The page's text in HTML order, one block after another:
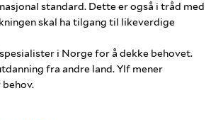
standard. Dette er også i tråd med
skal ha tilgang til likeverdige
i Norge for å dekke behovet.
fra andre land. Ylf mener